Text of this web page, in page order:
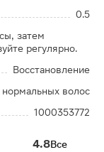
0.5
затем
регулярно.
Восстановление
волос
1000353772
4.8Все